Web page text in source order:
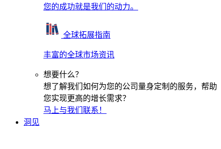
您的成功就是我们的动力。
全球拓展指南
丰富的全球市场资讯
想要什么？
想了解我们如何为您的公司量身定制的服务，帮助
您实现更高的增长需求？
马上与我们联系！
洞见